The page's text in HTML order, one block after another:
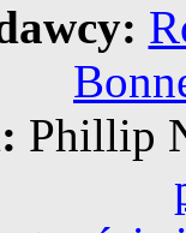
Phillip